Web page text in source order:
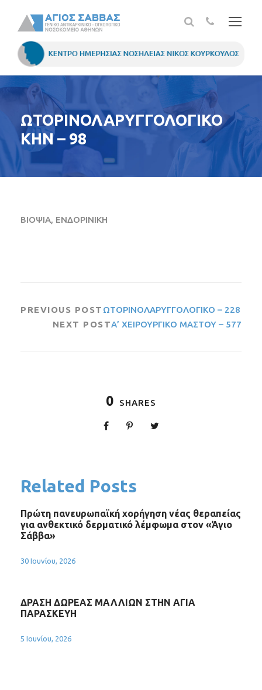
ΩΤΟΡΙΝΟΛΑΡΥΓΓΟΛΟΓΙΚΟ
ΚΗΝ – 98
ΒΙΟΨΙΑ, ΕΝΔΟΡΙΝΙΚΗ
PREVIOUS POST ΩΤΟΡΙΝΟΛΑΡΥΓΓΟΛΟΓΙΚΟ – 228
NEXT POSTΑ’ ΧΕΙΡΟΥΡΓΙΚΟ ΜΑΣΤΟΥ – 577
0 SHARES
Related Posts
Πρώτη πανευρωπαϊκή χορήγηση νέας θεραπείας
για ανθεκτικό δερματικό λέμφωμα στον «Άγιο
Σάββα»
30 Ιουνίου, 2026
ΔΡΑΣΗ ΔΩΡΕΑΣ ΜΑΛΛΙΩΝ ΣΤΗΝ ΑΓΙΑ
ΠΑΡΑΣΚΕΥΗ
5 Ιουνίου, 2026